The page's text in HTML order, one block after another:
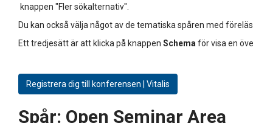
knappen "Fler sökalternativ".
Du kan också välja något av de tematiska spåren med
Ett tredjesätt är att klicka på knappen Schema för visa en
Registrera dig till konferensen | Vitalis
Spår: Open Seminar Area